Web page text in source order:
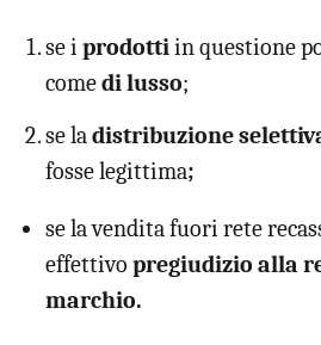
se i prodottiin questione
comedi lusso;
se ladistribuzione
fosse legittima;
se la vendita fuori rete
effettivo pregiudizio alla
marchio.